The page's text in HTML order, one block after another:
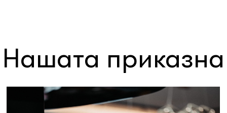
Нашата приказна